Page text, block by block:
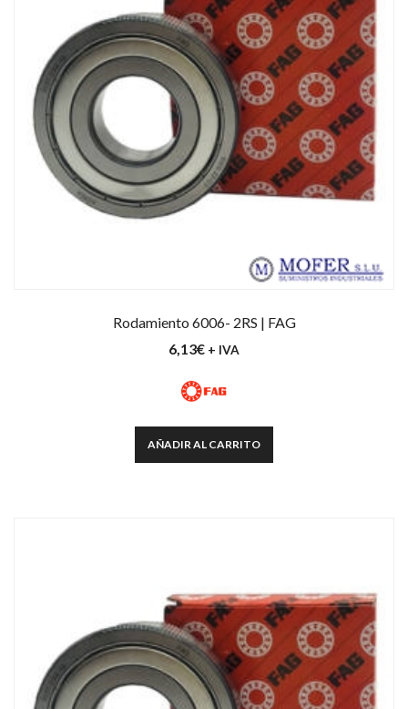
Rodamiento 6006- 2RS | FAG
6,13€ + IVA
AÑADIR AL CARRITO